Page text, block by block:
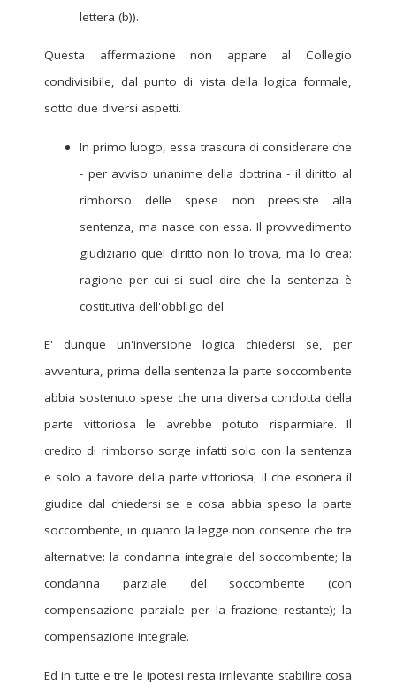
lettera (b)).
Questa affermazione non appare al Collegio
condivisibile, dal punto di vista della logica formale,
sotto due diversi aspetti.
In primo luogo, essa trascura di considerare che
- per avviso unanime della dottrina - il diritto al
rimborso delle spese non preesiste alla
sentenza, ma nasce con essa. Il provvedimento
giudiziario quel diritto non lo trova, ma lo crea:
ragione per cui si suol dire che la sentenza è
costitutiva dell'obbligo del
E' dunque un'inversione logica chiedersi se, per
avventura, prima della sentenza la parte soccombente
abbia sostenuto spese che una diversa condotta della
parte vittoriosa le avrebbe potuto risparmiare. Il
credito di rimborso sorge infatti solo con la sentenza
e solo a favore della parte vittoriosa, il che esonera il
giudice dal chiedersi se e cosa abbia speso la parte
soccombente, in quanto la legge non consente che tre
alternative: la condanna integrale del soccombente; la
condanna parziale del soccombente (con
compensazione parziale per la frazione restante); la
compensazione integrale.
Ed in tutte e tre le ipotesi resta irrilevante stabilire cosa